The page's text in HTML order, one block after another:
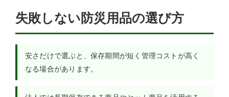
失敗しない防災用品の選び方
安さだけで選ぶと、保存期間が短く管理コストが高く
なる場合があります。